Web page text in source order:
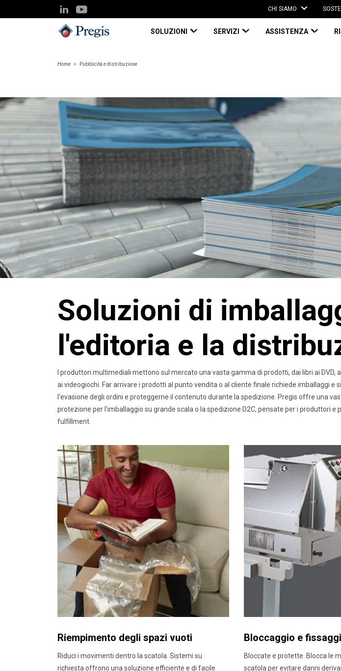
CHI SIAMO
SOLUZIONI SERVIZI ASSISTENZA
Home Pubblicità e distribuzione
Soluzioni di
l'editoria e la
I produttori multimediali mettono sul mercato una vasta gamma di prodotti, dai libri ai DVD,
ai videogiochi. Far arrivare i prodotti al punto vendita o al cliente finale richiede imballaggi e
l'evasione degli ordini e proteggerne il contenuto durante la spedizione. Pregis offre una
protezione per l'imballaggio su grande scala o la spedizione D2C, pensate per i produttori e
fulfillment.
Riempimento degli spazi vuoti
Riduci i movimenti dentro la scatola. Sistemi su
richiesta offrono una soluzione efficiente e di facile
Bloccaggio e
Bloccate e protette. Blocca le
scatola per evitare danni